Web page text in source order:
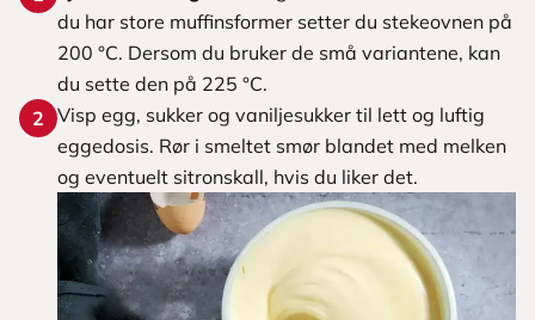
du har store muffinsformer setter du stekeovnen på
200 °C. Dersom du bruker de små variantene, kan
du sette den på 225 °C.
2 Visp egg, sukker og vaniljesukker til lett og luftig
eggedosis. Rør i smeltet smør blandet med melken
og eventuelt sitronskall, hvis du liker det.